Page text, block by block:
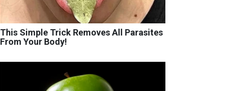
This Simple Trick Removes All Parasites
From Your Body!